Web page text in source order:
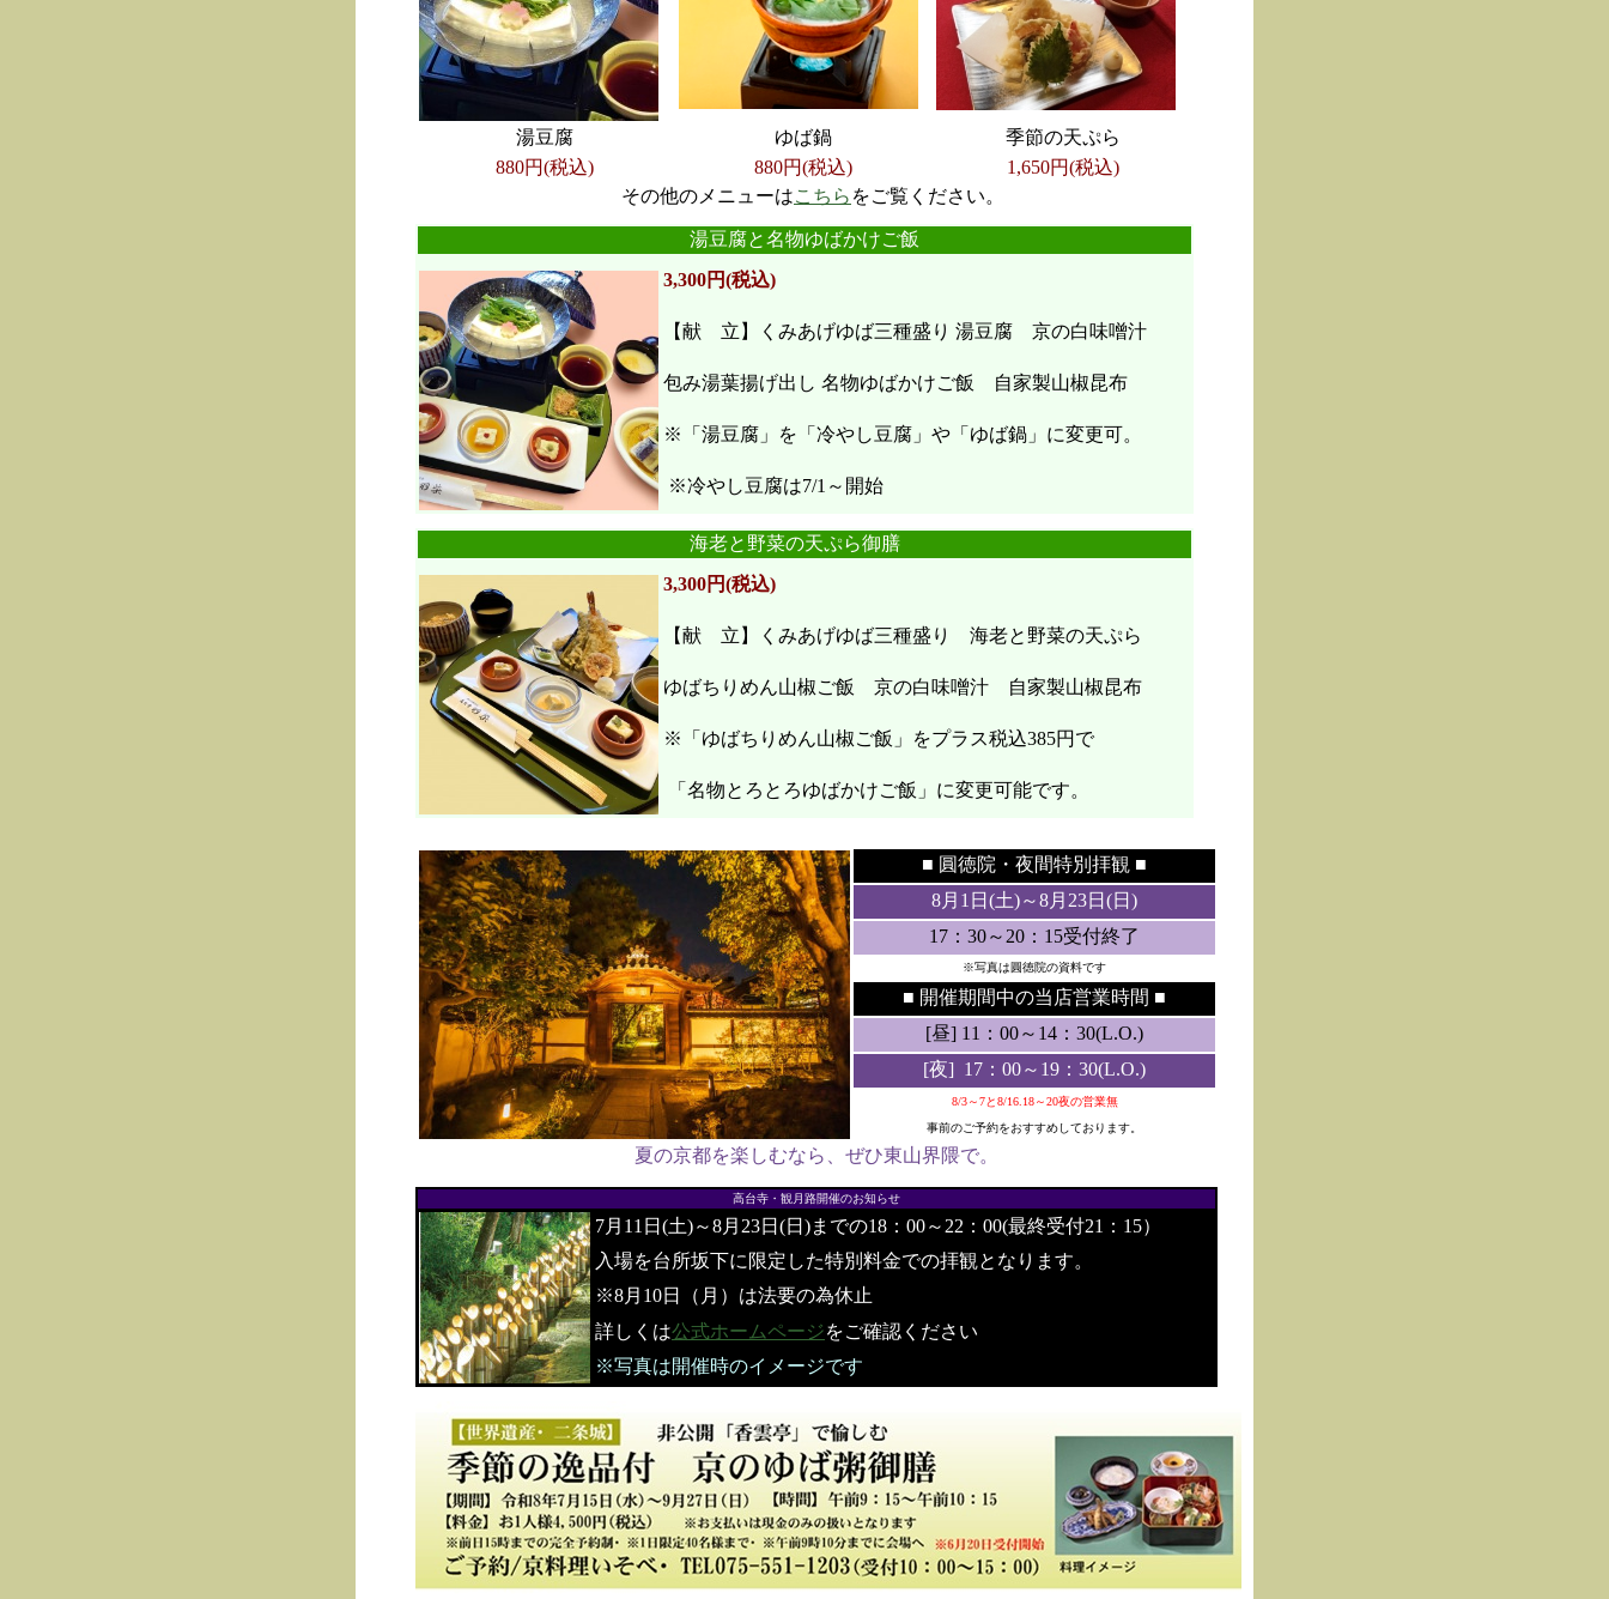
湯豆腐 ゆば鍋
季節の天ぷら
880円(税込)
880円(税込) 1,650円(税込)
その他のメニューはこちら をご覧ください。
湯豆腐と名物ゆばかけご飯
3,300円(税込)
【献 立】くみあげゆば三種盛り 湯豆腐 京の白味噌汁
包み湯葉揚げ出し 名物ゆばかけご飯 自家製山椒昆布
※「湯豆腐」を「冷やし豆腐」や「ゆば鍋」に変更可。
※冷やし豆腐は7/1～開始
海老と野菜の天ぷら御膳
3,300円(税込)
【献 立】くみあげゆば三種盛り 海老と野菜の天ぷら
ゆばちりめん山椒ご飯 京の白味噌汁 自家製山椒昆布
※「ゆばちりめん山椒ご飯」をプラス税込385円で
「名物とろとろゆばかけご飯」に変更可能です。
■ 圓徳院・ 夜間特別拝観 ■
8月1日(土)～8月23日(日)
17：30～20：15受付終了
※写真は圓徳院の資料です
■ 開催期間中の当店営業時間 ■
[昼] 11：00～14：30(L.O.)
[夜] 17：00～19：30(L.O.)
8/3～7と8/16.18～20夜の営業無
事前のご予約をおすすめしております。
夏の京都を楽しむなら、ぜひ東山界隈で。
高台寺・観月路開催のお知らせ
7月11日(土)～8月23日(日)までの18：00～22：00(最終受付21：15）
入場を台所坂下に限定した特別料金での拝観となります。
※8月10日（月）は法要の為休止
詳しくは公式ホームページをご確認ください
※写真は開催時のイメージです